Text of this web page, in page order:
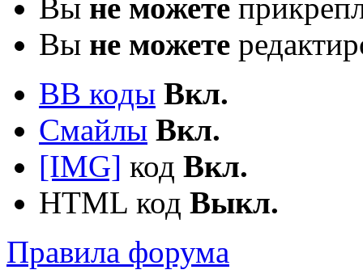
Вы не можете
Вы не можете
BB коды Вкл.
Смайлы Вкл.
[IMG] код Вкл.
HTML код Выкл.
Правила форума